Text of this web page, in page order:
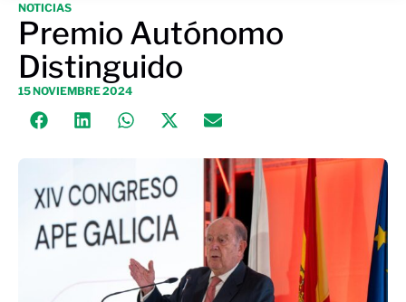
NOTICIAS
Premio Autónomo
Distinguido
15 NOVIEMBRE 2024